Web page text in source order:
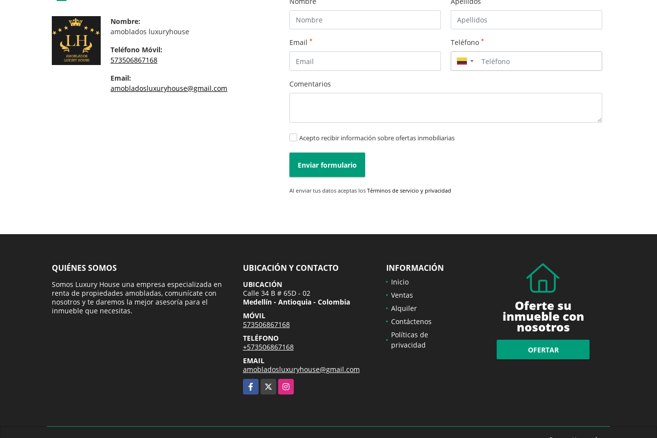
Nombre:
amoblados luxuryhouse
Teléfono Móvil:
573506867168
Email:
amobladosluxuryhouse@gmail.com
Email * Teléfono *
▼
Comentarios
Acepto recibir información sobre ofertas inmobiliarias
Enviar formulario
Al enviar tus datos aceptas los Términos de servicio y privacidad
QUIÉNES SOMOS
Somos Luxury House una empresa especializada en
renta de propiedades amobladas, comunícate con
nosotros y te daremos la mejor asesoría para el
inmueble que necesitas.
UBICACIÓN Y CONTACTO
UBICACIÓN
Calle 34 B # 65D - 02
Medellín - Antioquia - Colombia
MÓVIL
573506867168
TELÉFONO
+573506867168
EMAIL
amobladosluxuryhouse@gmail.com
Facebook
Instagram
INFORMACIÓN
Inicio
Ventas
Alquiler
Contáctenos
Políticas de
privacidad
Oferte su
inmueble con
nosotros
OFERTAR